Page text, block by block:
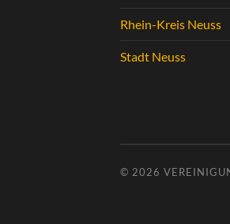
Rhein-Kreis Neuss
Stadt Neuss
© 2026